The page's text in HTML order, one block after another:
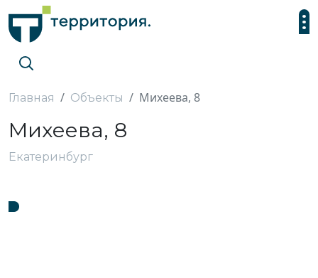
Главная Объекты Михеева, 8
Михеева, 8
Екатеринбург